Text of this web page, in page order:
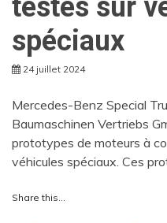
testés sur
spéciaux
24 juillet 2024
Mercedes-Benz Special
Baumaschinen Vertriebs
prototypes de moteurs à
véhicules spéciaux. Ces
Share this...